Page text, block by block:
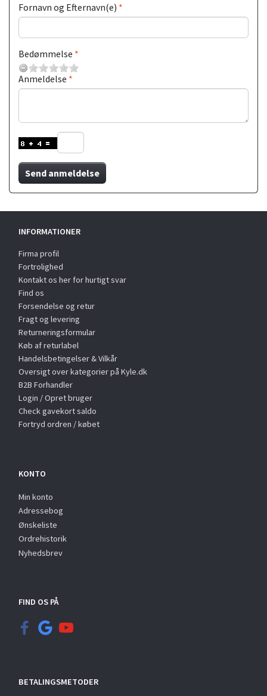
Fornavn og Efternavn(e)
Bedømmelse
Anmeldelse
Send anmeldelse
INFORMATIONER
Firma profil
Fortrolighed
Kontakt os her for hurtigt svar
Find os
Forsendelse og retur
Fragt og levering
Returneringsformular
Køb af returlabel
Handelsbetingelser & Vilkår
Oversigt over kategorier på Kyle.dk
B2B Forhandler
Login / Opret bruger
Check gavekort saldo
Fortryd ordren / købet
KONTO
Min konto
Adressebog
Ønskeliste
Ordrehistorik
Nyhedsbrev
FIND OS PÅ
BETALINGSMETODER